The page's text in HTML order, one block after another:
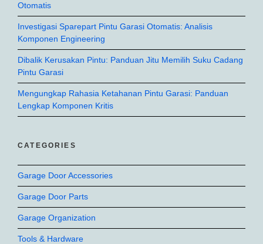
Otomatis
Investigasi Sparepart Pintu Garasi Otomatis: Analisis
Komponen Engineering
Dibalik Kerusakan Pintu: Panduan Jitu Memilih Suku Cadang
Pintu Garasi
Mengungkap Rahasia Ketahanan Pintu Garasi: Panduan
Lengkap Komponen Kritis
CATEGORIES
Garage Door Accessories
Garage Door Parts
Garage Organization
Tools & Hardware